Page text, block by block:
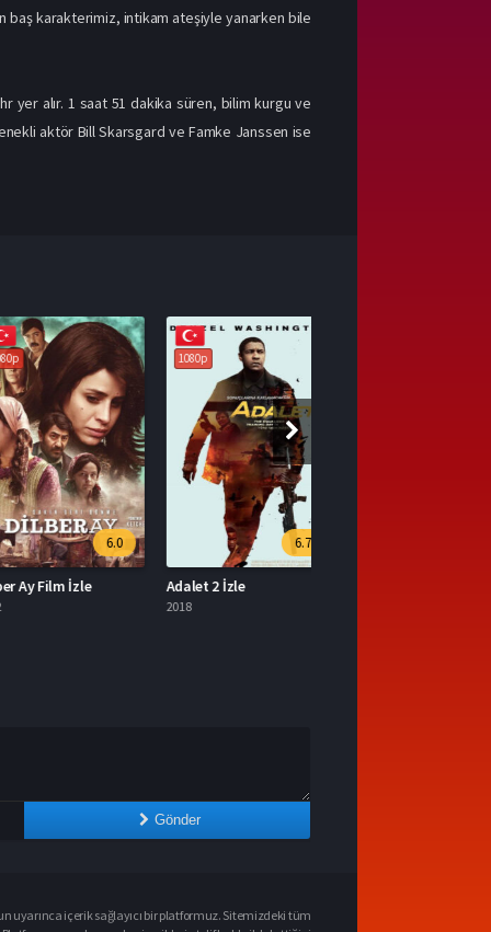
baş karakterimiz, intikam ateşiyle yanarken bile
yer alır. 1 saat 51 dakika süren, bilim kurgu ve
aktör Bill Skarsgard ve Famke Janssen ise
6.0
Film İzle
1080p
6.7
Adalet 2 İzle
2018
Gönder
uyarınca içerik sağlayıcı bir platformuz. Sitemizdeki tüm